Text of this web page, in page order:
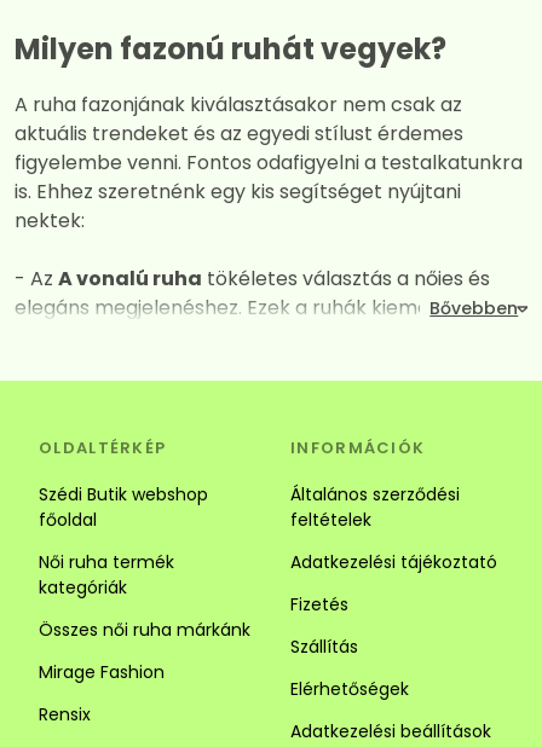
Milyen fazonú ruhát vegyek?
A ruha fazonjának kiválasztásakor nem csak az
aktuális trendeket és az egyedi stílust érdemes
figyelembe venni. Fontos odafigyelni a testalkatunkra
is. Ehhez szeretnénk egy kis segítséget nyújtani
nektek:
- Az A vonalú ruha tökéletes választás a nőies és
elegáns megjelenéshez. Ezek a ruhák kiemelik a
kombinációja garantálja a maximális kényelmet és a
vonzó megjelenést. Tökéletes választás alkalomra és
hétköznapra is.
- AzIngruhaegy igazi jolly joker darab. Számos stílus
közül választhatsz. Az ingruhák ideálisak a laza és
sikkes megjelenéhez. Az ingruhák sokoldalúságuk
révén tökéletesek lehetnek alkalmi és hétköznapi
viseletnek is, kombináld kiegészítőkkel vagy egy
szuper övvel. Alacsony hölgyeknek javasoljuk a
OLDALTÉRKÉP
Szédi Butik webshop
főoldal
Női ruha termék
kategóriák
Összes női ruha márkánk
Mirage Fashion
Rensix
INFORMÁCIÓK
Általános szerződési
feltételek
Adatkezelési tájékoztató
Fizetés
Szállítás
Elérhetőségek
Adatkezelési beállítások